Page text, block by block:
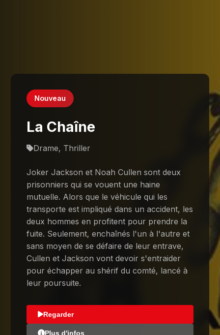
Nouveau
La Chaîne
Drame, Thriller
Joker Jackson et Noah Cullen sont deux
prisonniers qui se vouent une haine
mutuelle. Alors que le véhicule qui les
transporte est impliqué dans un accident, les
deux hommes en profitent pour prendre la
fuite. Seulement, enchaînés l'un à l'autre et
sans moyen de se défaire de leur entrave,
Cullen et Jackson vont devoir s'entraider
pour échapper au shérif du comté, lancé à
leur poursuite.
Regarder
Plus d'infos